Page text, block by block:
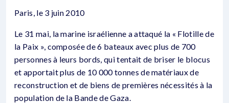
Paris, le 3 juin 2010
Le 31 mai, la marine israélienne a attaqué la « Flotille de
la Paix », composée de 6 bateaux avec plus de 700
personnes à leurs bords, qui tentait de briser le blocus
et apportait plus de 10 000 tonnes de matériaux de
reconstruction et de biens de premières nécessités à la
population de la Bande de Gaza.